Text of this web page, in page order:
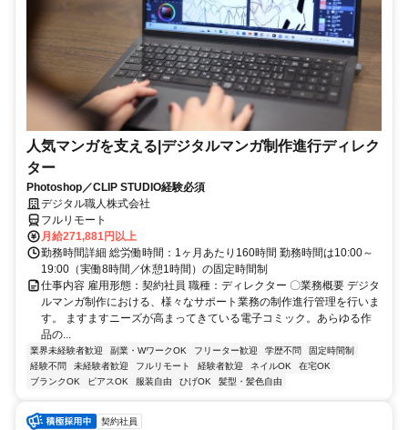
人気マンガを支える|デジタルマンガ制作進行ディレク
ター
Photoshop／CLIP STUDIO経験必須
デジタル職人株式会社
フルリモート
月給271,881円以上
勤務時間詳細 総労働時間：1ヶ月あたり160時間 勤務時間は10:00～
19:00（実働8時間／休憩1時間）の固定時間制
仕事内容 雇用形態：契約社員 職種：ディレクター 〇業務概要 デジタ
ルマンガ制作における、様々なサポート業務の制作進行管理を行いま
す。 ますますニーズが高まってきている電子コミック。あらゆる作
品の...
業界未経験者歓迎 副業・WワークOK フリーター歓迎 学歴不問
固定時間制
経験不問
未経験者歓迎 フルリモート 経験者歓迎 ネイルOK
在宅OK
ブランクOK
ピアスOK 服装自由 ひげOK 髪型・髪色自由
契約社員